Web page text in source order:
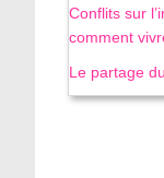
Conflits sur
comment
Le partage